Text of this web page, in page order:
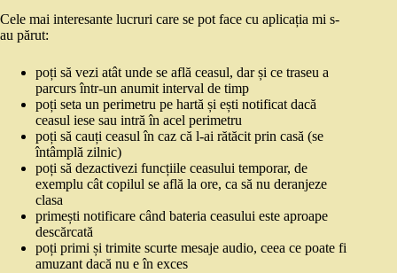
Cele mai interesante lucruri care se pot face cu aplicația mi s-
au părut:
poți să vezi atât unde se află ceasul, dar și ce traseu a
parcurs într-un anumit interval de timp
poți seta un perimetru pe hartă și ești notificat dacă
ceasul iese sau intră în acel perimetru
poți să cauți ceasul în caz că l-ai rătăcit prin casă (se
întâmplă zilnic)
poți să dezactivezi funcțiile ceasului temporar, de
exemplu cât copilul se află la ore, ca să nu deranjeze
clasa
primești notificare când bateria ceasului este aproape
descărcată
poți primi și trimite scurte mesaje audio, ceea ce poate fi
amuzant dacă nu e în exces